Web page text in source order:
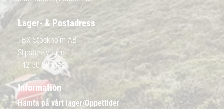
Lager- & Postadress
TBX Stockholm AB
Slipstensvägen 11
142 50 Skogås
Information
Hämta på vårt lager/Öppettider